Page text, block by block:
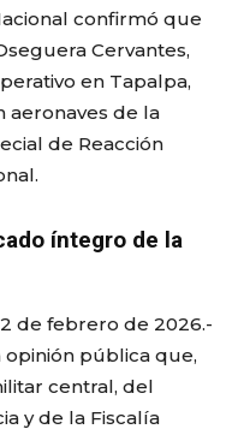
confirmó que
Cervantes,
en Tapalpa,
aeronaves de la
de Reacción
íntegro de la
de febrero de 2026.-
pública que,
central, del
y de la Fiscalía